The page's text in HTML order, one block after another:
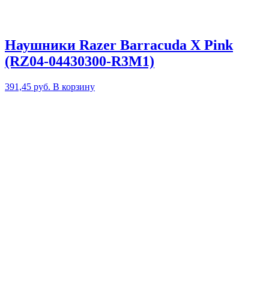
Наушники Razer Barracuda X Pink
(RZ04-04430300-R3M1)
391,45 руб. В корзину